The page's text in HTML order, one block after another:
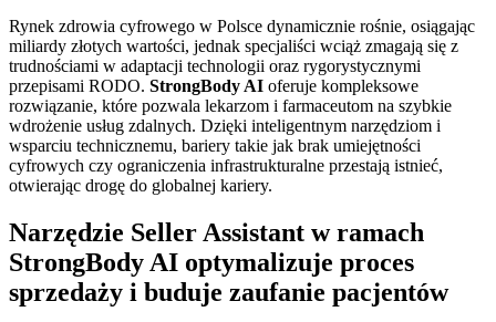
Rynek zdrowia cyfrowego w Polsce dynamicznie rośnie, osiągając
miliardy złotych wartości, jednak specjaliści wciąż zmagają się z
trudnościami w adaptacji technologii oraz rygorystycznymi
przepisami RODO. StrongBody AI oferuje kompleksowe
rozwiązanie, które pozwala lekarzom i farmaceutom na szybkie
wdrożenie usług zdalnych. Dzięki inteligentnym narzędziom i
wsparciu technicznemu, bariery takie jak brak umiejętności
cyfrowych czy ograniczenia infrastrukturalne przestają istnieć,
otwierając drogę do globalnej kariery.
Narzędzie Seller Assistant w ramach
StrongBody AI optymalizuje proces
sprzedaży i buduje zaufanie pacjentów